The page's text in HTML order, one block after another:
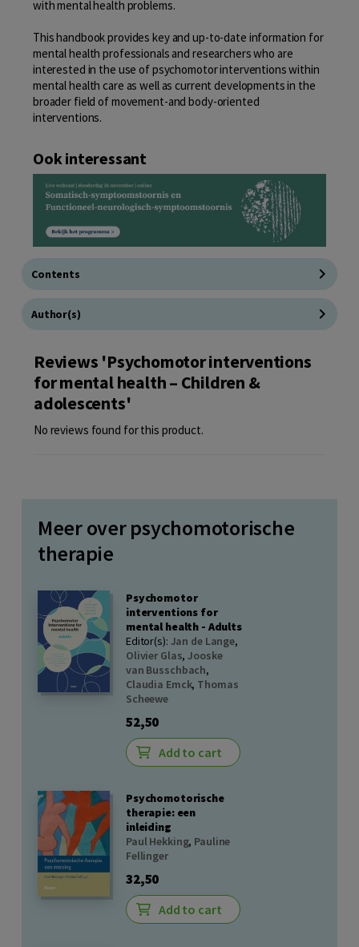
with mental health problems.
This handbook provides key and up-to-date information for
mental health professionals and researchers who are
interested in the use of psychomotor interventions within
mental health care as well as current developments in the
broader field of movement-and body-oriented
interventions.
Ook interessant
Contents
Author(s)
Reviews 'Psychomotor interventions
for mental health – Children &
adolescents'
No reviews found for this product.
Meer over psychomotorische
therapie
Psychomotor
interventions for
mental health - Adults
Editor(s): Jan de Lange,
Olivier Glas,Jooske
van Busschbach,
Claudia Emck, Thomas
Scheewe
52,50
Add to cart
Psychomotorische
therapie: een
inleiding
Paul Hekking, Pauline
Fellinger
32,50
Add to cart